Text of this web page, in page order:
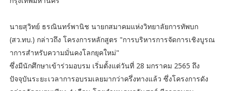
นายสุวิทย์ ธรณินทร์พานิช นายกสมาคมแห่งวิทยาลัยการทัพบก
(สว.ทบ.) กล่าวถึง โครงการหลักสูตร "การบริหารการจัดการเชิงบูรณ
าการสำหรับความมั่นคงโลกยุคใหม่"
ซึ่งมีนักศึกษาเข้าร่วมอบรม เริ่มตั้งแต่วันที่ 28 มกราคม 2565 ถึง
ปัจจุบันระยะเวลาการอบรมเลยมากว่าครึ่งทางแล้ว ซึ่งโครงการดัง